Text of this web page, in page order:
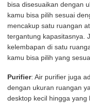
bisa disesuaikan dengan
kamu bisa pilih sesuai
mencakup satu ruangan
tergantung kapasitasnya.
kelembapan di satu
kamu bisa pilih yang
Purifier: Air purifier juga
dengan ukuran ruangan
desktop kecil hingga